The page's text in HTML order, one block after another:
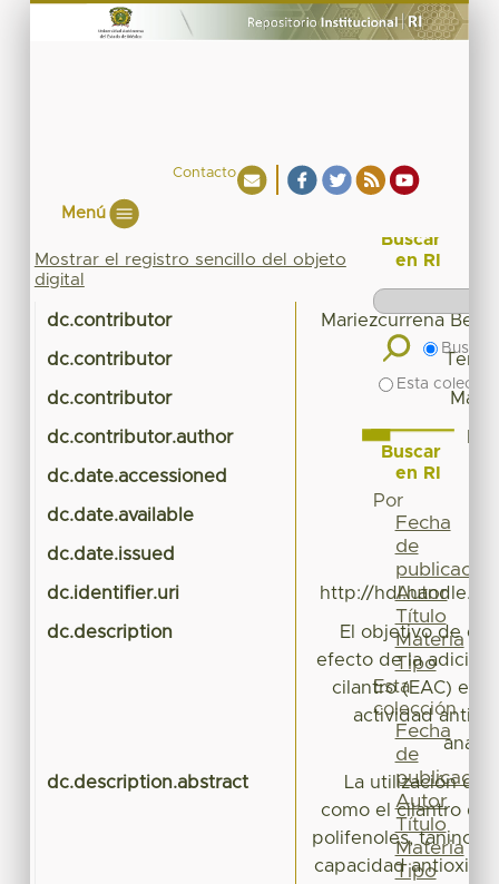
Contacto
Menú
Mostrar el registro sencillo del objeto
digital
dc.contributor Mariezcurrena
dc.contributor
dc.contributor
dc.contributor.author
dc.date.accessioned
dc.date.available
dc.date.issued
dc.identifier.uri http://
dc.description
El objetivo de
efecto de la adición
cilantro (EAC) en
actividad
dc.description.abstract
La utilización de
como el cilantro
polifenoles, taninos
capacidad
Buscar
en RI
Buscar
Esta
Buscar
en RI
Por
Fecha
de
publicación
Autor
Título
Materia
Tipo
Esta
colección
Fecha
de
publicación
Autor
Título
Materia
Tipo